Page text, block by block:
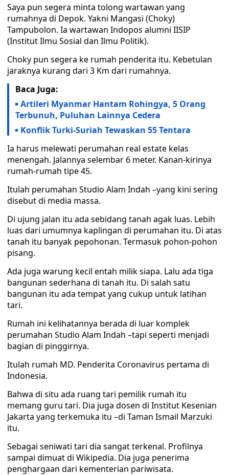
Saya pun segera minta tolong wartawan yang
rumahnya di Depok. Yakni Mangasi (Choky)
Tampubolon. Ia wartawan Indopos alumni IISIP
(Institut Ilmu Sosial dan Ilmu Politik).
Choky pun segera ke rumah penderita itu. Kebetulan
jaraknya kurang dari 3 Km dari rumahnya.
Baca Juga:
Artileri Myanmar Hantam Rohingya, 5 Orang
Terbunuh, Puluhan Lainnya Cedera
Konflik Turki-Suriah Tewaskan 55 Tentara
Ia harus melewati perumahan real estate kelas
menengah. Jalannya selembar 6 meter. Kanan-kirinya
rumah-rumah tipe 45.
Itulah perumahan Studio Alam Indah –yang kini sering
disebut di media massa.
Di ujung jalan itu ada sebidang tanah agak luas. Lebih
luas dari umumnya kaplingan di perumahan itu. Di atas
tanah itu banyak pepohonan. Termasuk pohon-pohon
pisang.
Ada juga warung kecil entah milik siapa. Lalu ada tiga
bangunan sederhana di tanah itu. Di salah satu
bangunan itu ada tempat yang cukup untuk latihan
tari.
Rumah ini kelihatannya berada di luar komplek
perumahan Studio Alam Indah –tapi seperti menjadi
bagian di pinggirnya.
Itulah rumah MD. Penderita Coronavirus pertama di
Indonesia.
Bahwa di situ ada ruang tari pemilik rumah itu
memang guru tari. Dia juga dosen di Institut Kesenian
Jakarta yang terkemuka itu –di Taman Ismail Marzuki
itu.
Sebagai seniwati tari dia sangat terkenal. Profilnya
sampai dimuat di Wikipedia. Dia juga penerima
penghargaan dari kementerian pariwisata.